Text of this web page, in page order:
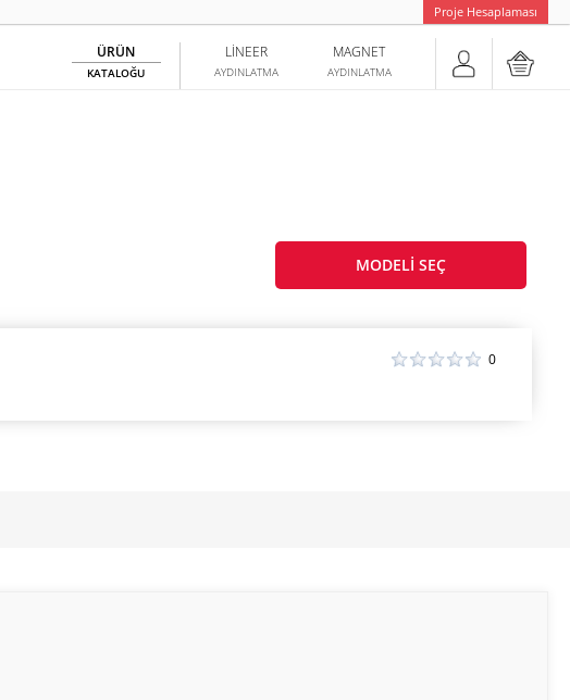
Proje Hesaplaması
MAGNET
AYDINLATMA
LINEER
AYDINLATMA
ÜRÜN
KATALOĞU
MODELI SEÇ
0